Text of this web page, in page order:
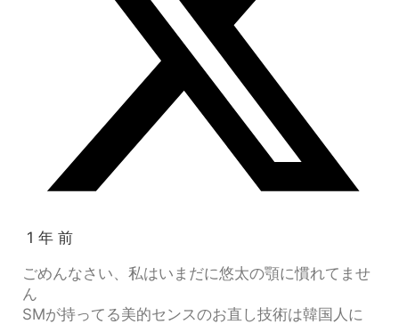
1 年 前
ごめんなさい、私はいまだに悠太の顎に慣れてませ
ん
SMが持ってる美的センスのお直し技術は韓国人に